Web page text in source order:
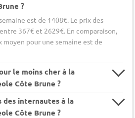
?
est de 1408€. Le prix des
367€ et 2629€. En comparaison,
moyen pour une semaine est de
le moins cher à la
Côte Brune ?
des internautes à la
Côte Brune ?